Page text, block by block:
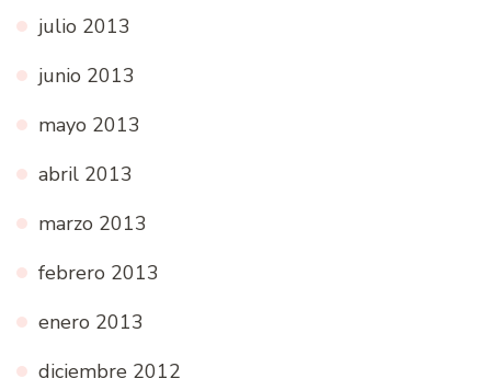
julio 2013
junio 2013
mayo 2013
abril 2013
marzo 2013
febrero 2013
enero 2013
diciembre 2012